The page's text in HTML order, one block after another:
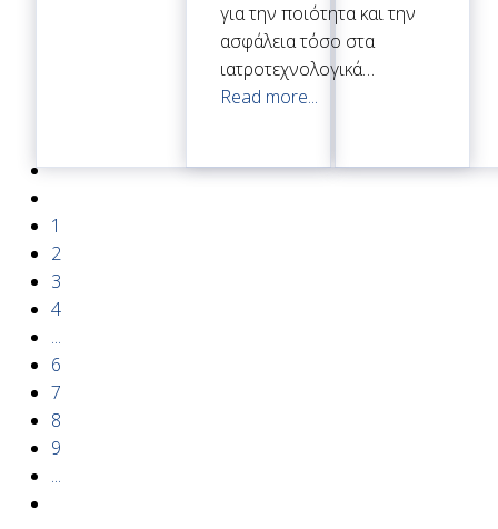
για την ποιότητα και την
ασφάλεια τόσο στα
ιατροτεχνολογικά…
Read more...
1
2
3
4
...
6
7
8
9
...